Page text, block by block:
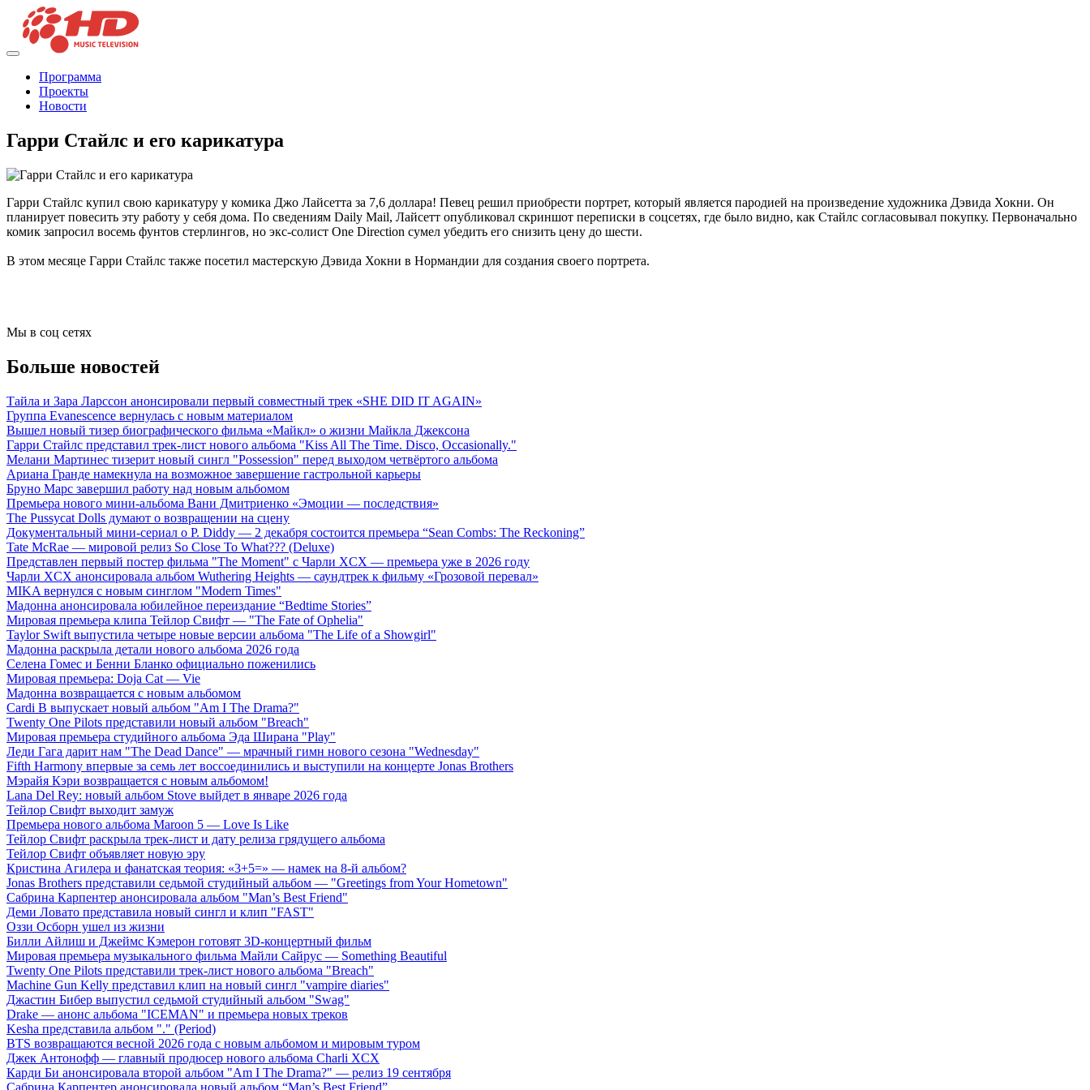
Программа
Проекты
Новости
Гарри Стайлс и его карикатура
Гарри Стайлс купил свою карикатуру у комика Джо Лайсетта за 7,6 доллара! Певец решил приобрести портрет, который является пародией на произведение художника Дэвида Хокни. Он
планирует повесить эту работу у себя дома. По сведениям Daily Mail, Лайсетт опубликовал скриншот переписки в соцсетях, где было видно, как Стайлс согласовывал покупку. Первоначально
комик запросил восемь фунтов стерлингов, но экс-солист One Direction сумел убедить его снизить цену до шести.
В этом месяце Гарри Стайлс также посетил мастерскую Дэвида Хокни в Нормандии для создания своего портрета.
Мы в соц сетях
Больше новостей
Тайла и Зара Ларссон анонсировали первый совместный трек «SHE DID IT AGAIN»
Группа Evanescence вернулась с новым материалом
Вышел новый тизер биографического фильма «Майкл» о жизни Майкла Джексона
Гарри Стайлс представил трек-лист нового альбома "Kiss All The Time. Disco, Occasionally."
Мелани Мартинес тизерит новый сингл "Possession" перед выходом четвёртого альбома
Ариана Гранде намекнула на возможное завершение гастрольной карьеры
Бруно Марс завершил работу над новым альбомом
Премьера нового мини-альбома Вани Дмитриенко «Эмоции — последствия»
The Pussycat Dolls думают о возвращении на сцену
Документальный мини-сериал о P. Diddy — 2 декабря состоится премьера “Sean Combs: The Reckoning”
Tate McRae — мировой релиз So Close To What??? (Deluxe)
Представлен первый постер фильма "The Moment" с Чарли XCX — премьера уже в 2026 году
Чарли XCX анонсировала альбом Wuthering Heights — саундтрек к фильму «Грозовой перевал»
MIKA вернулся с новым синглом "Modern Times"
Мадонна анонсировала юбилейное переиздание “Bedtime Stories”
Мировая премьера клипа Тейлор Свифт — "The Fate of Ophelia"
Taylor Swift выпустила четыре новые версии альбома "The Life of a Showgirl"
Мадонна раскрыла детали нового альбома 2026 года
Селена Гомес и Бенни Бланко официально поженились
Мировая премьера: Doja Cat — Vie
Мадонна возвращается с новым альбомом
Cardi B выпускает новый альбом "Am I The Drama?"
Twenty One Pilots представили новый альбом "Breach"
Мировая премьера студийного альбома Эда Ширана "Play"
Леди Гага дарит нам "The Dead Dance" — мрачный гимн нового сезона "Wednesday"
Fifth Harmony впервые за семь лет воссоединились и выступили на концерте Jonas Brothers
Мэрайя Кэри возвращается с новым альбомом!
Lana Del Rey: новый альбом Stove выйдет в январе 2026 года
Тейлор Свифт выходит замуж
Премьера нового альбома Maroon 5 — Love Is Like
Тейлор Свифт раскрыла трек-лист и дату релиза грядущего альбома
Тейлор Свифт объявляет новую эру
Кристина Агилера и фанатская теория: «3+5=» — намек на 8-й альбом?
Jonas Brothers представили седьмой студийный альбом — "Greetings from Your Hometown"
Сабрина Карпентер анонсировала альбом "Man’s Best Friend"
Деми Ловато представила новый сингл и клип "FAST"
Оззи Осборн ушел из жизни
Билли Айлиш и Джеймс Кэмерон готовят 3D-концертный фильм
Мировая премьера музыкального фильма Майли Сайрус — Something Beautiful
Twenty One Pilots представили трек-лист нового альбома "Breach"
Machine Gun Kelly представил клип на новый сингл "vampire diaries"
Джастин Бибер выпустил седьмой студийный альбом "Swag"
Drake — анонс альбома "ICEMAN" и премьера новых треков
Kesha представила альбом "." (Period)
BTS возвращаются весной 2026 года с новым альбомом и мировым туром
Джек Антонофф — главный продюсер нового альбома Charli XCX
Карди Би анонсировала второй альбом "Am I The Drama?" — релиз 19 сентября
Сабрина Карпентер анонсировала новый альбом “Man’s Best Friend”